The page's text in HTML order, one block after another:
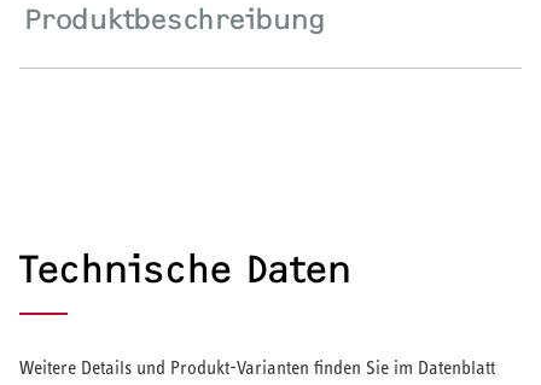
Warmwasser-Wärmepumpe
Produktbeschreibung
Technische Daten
Weitere Details und Produkt-Varianten finden Sie im Datenblatt